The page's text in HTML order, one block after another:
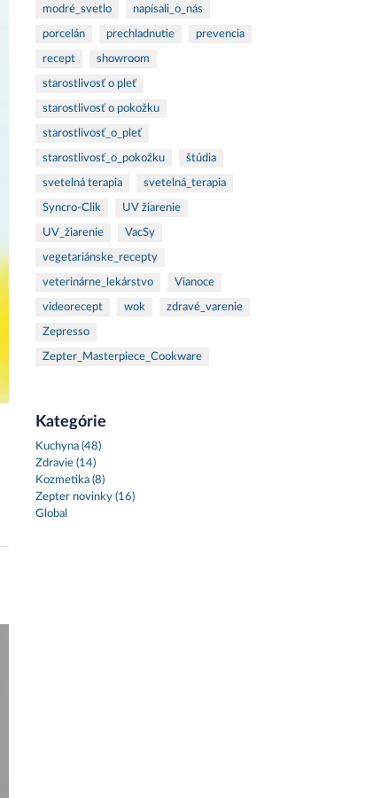
modré_svetlo napísali_o_nás
porcelán prechladnutie prevencia
recept showroom
starostlivosť o pleť
starostlivosť o pokožku
starostlivosť_o_pleť
starostlivosť_o_pokožku štúdia
svetelná terapia svetelná_terapia
Syncro-Clik UV žiarenie
UV_žiarenie VacSy
vegetariánske_recepty
veterinárne_lekárstvo Vianoce
videorecept wok zdravé_varenie
Zepresso
Zepter_Masterpiece_Cookware
Kategórie
Kuchyna (48)
Zdravie (14)
Kozmetika (8)
Zepter novinky (16)
Global